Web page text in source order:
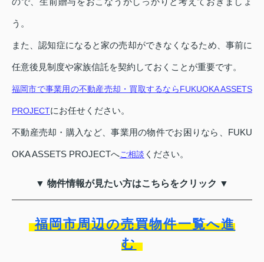
う。
また、認知症になると家の売却ができなくなるため、事前に
任意後見制度や家族信託を契約しておくことが重要です。
福岡市で事業用の不動産売却・買取するならFUKUOKA ASSETS
PROJECTにお任せください。
不動産売却・購入など、事業用の物件でお困りなら、FUKU
OKA ASSETS PROJECTへご相談 ください。
▼ 物件情報が見たい方はこちらをクリック ▼
福岡市周辺の売買物件一覧へ進
む